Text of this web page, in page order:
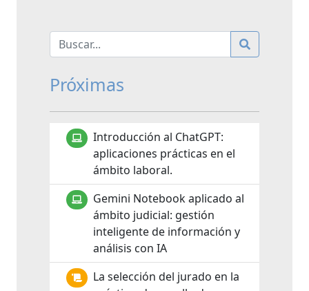
Próximas
Introducción al ChatGPT:
aplicaciones prácticas en el
ámbito laboral.
Gemini Notebook aplicado al
ámbito judicial: gestión
inteligente de información y
análisis con IA
La selección del jurado en la